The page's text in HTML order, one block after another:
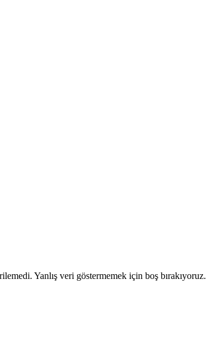
Yanlış veri göstermemek için boş bırakıyoruz.